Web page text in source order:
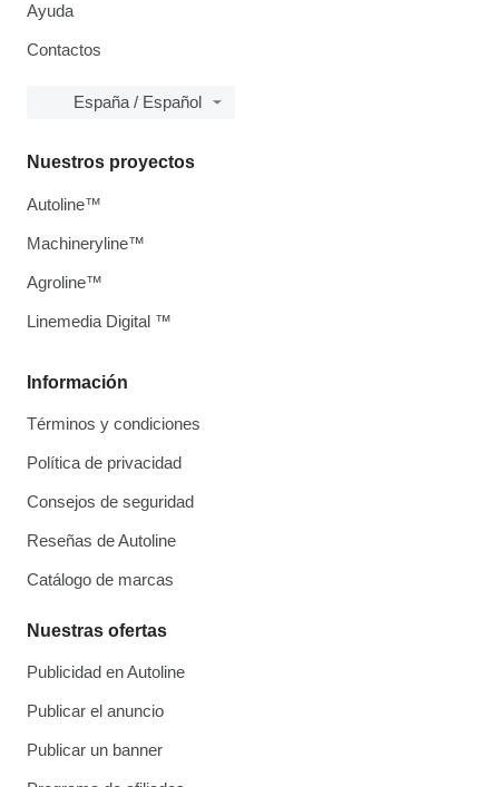
Ayuda
Contactos
España / Español
Información
Términos y condiciones
Política de privacidad
Consejos de seguridad
Reseñas de Autoline
Catálogo de marcas
Nuestras ofertas
Publicidad en Autoline
Publicar el anuncio
Publicar un banner
Nuestros proyectos
Autoline™
Machineryline™
Agroline™
Linemedia Digital ™